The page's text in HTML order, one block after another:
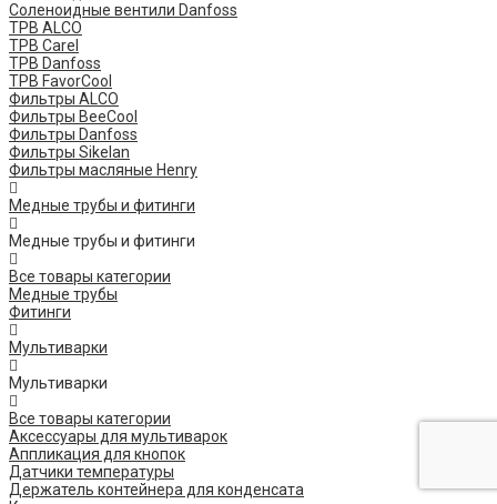
Соленоидные вентили Danfoss
ТРВ ALCO
ТРВ Carel
ТРВ Danfoss
ТРВ FavorCool
Фильтры ALCO
Фильтры BeeCool
Фильтры Danfoss
Фильтры Sikelan
Фильтры масляные Henry
Медные трубы и фитинги
Медные трубы и фитинги
Все товары категории
Медные трубы
Фитинги
Мультиварки
Мультиварки
Все товары категории
Аксессуары для мультиварок
Аппликация для кнопок
Датчики температуры
Держатель контейнера для конденсата